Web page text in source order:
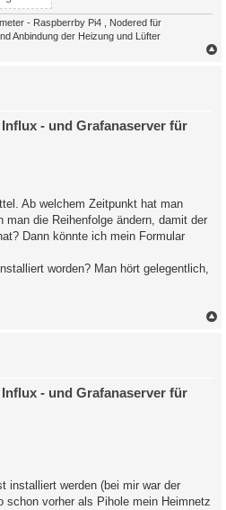
- Raspberrby Pi4 , Nodered für
Anbindung der Heizung und Lüfter
- und Grafanaserver für
Ab welchem Zeitpunkt hat man
man die Reihenfolge ändern, damit der
Dann könnte ich mein Formular
worden? Man hört gelegentlich,
- und Grafanaserver für
installiert werden (bei mir war der
schon vorher als Pihole mein Heimnetz